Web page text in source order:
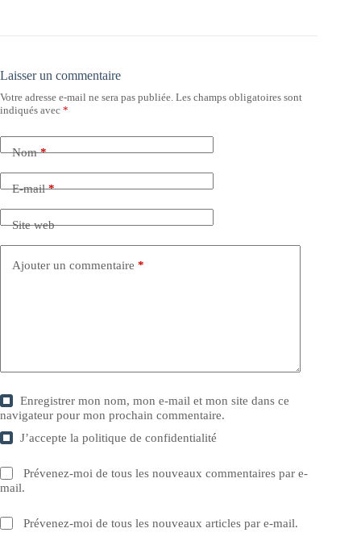
Laisser un commentaire
Votre adresse e-mail ne sera pas publiée. Les champs obligatoires sont
indiqués avec *
Nom*
E-mail*
Site web
Ajouter un commentaire *
Enregistrer mon nom, mon e-mail et mon site dans ce
navigateur pour mon prochain commentaire.
J’accepte lapolitique de confidentialité
Prévenez-moi de tous les nouveaux commentaires par e-
mail.
Prévenez-moi de tous les nouveaux articles par e-mail.